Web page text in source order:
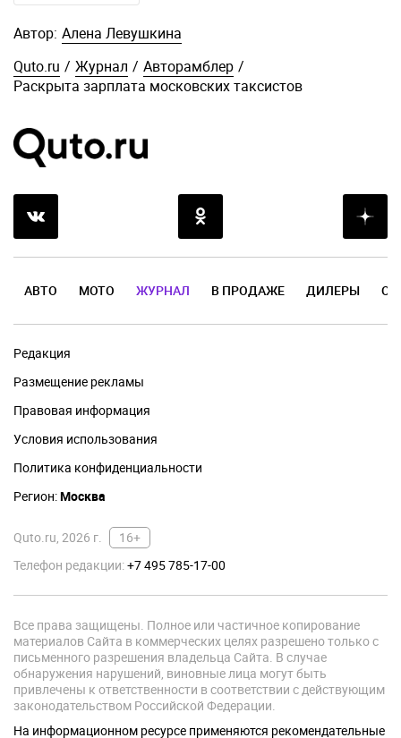
Автор: Алена Левушкина
Quto.ru / Журнал / Авторамблер /
Раскрыта зарплата московских таксистов
АВТО МОТО ЖУРНАЛ В ПРОДАЖЕ ДИЛЕРЫ
Редакция
Размещение рекламы
Правовая информация
Условия использования
Политика конфиденциальности
Регион:Москва
Quto.ru, 2026 г.
16+
Телефон редакции:+7 495 785-17-00
Все права защищены. Полное или частичное копирование
материалов Сайта в коммерческих целях разрешено только с
письменного разрешения владельца Сайта. В случае
обнаружения нарушений, виновные лица могут быть
привлечены к ответственности в соответствии с действующим
законодательством Российской Федерации.
На информационном ресурсе применяются рекомендательные